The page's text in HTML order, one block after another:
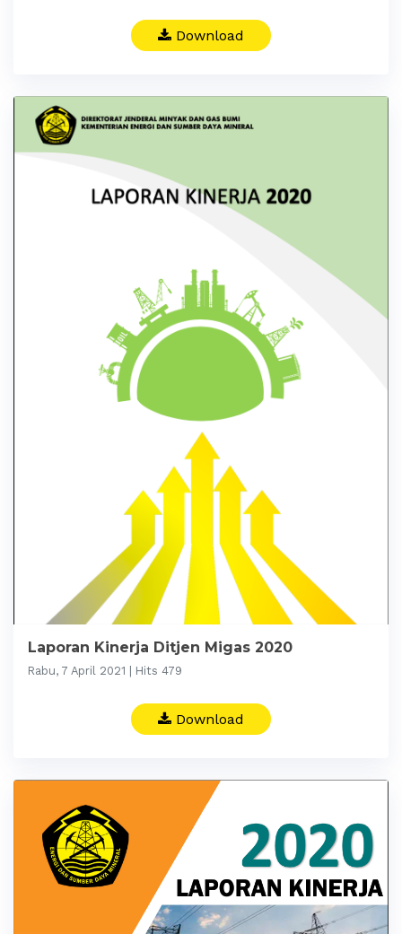
Download
Laporan Kinerja Ditjen Migas 2020
Rabu, 7 April 2021 | Hits 479
Download